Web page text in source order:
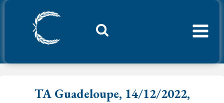
Aller
TA Guadeloupe, 14/12/2022,